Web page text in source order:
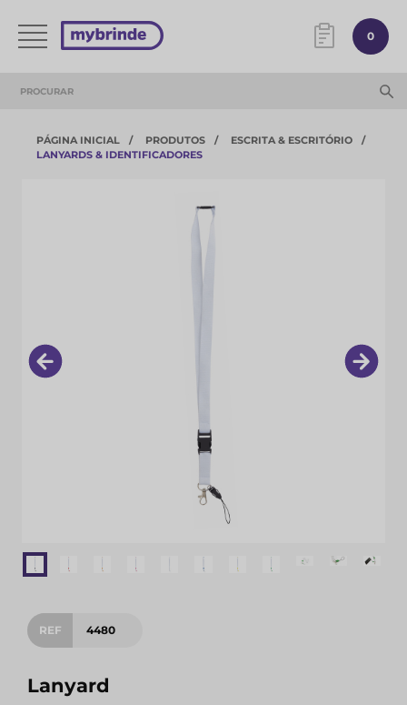
0
PÁGINA INICIAL PRODUTOS
ESCRITA & ESCRITÓRIO
LANYARDS & IDENTIFICADORES
REF 4480
Lanyard